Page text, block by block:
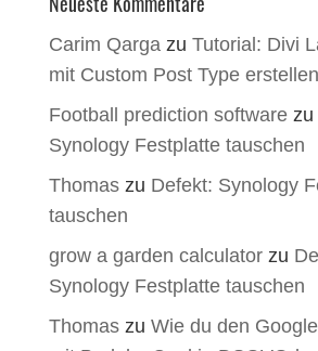
Carim Qarga zu Tutorial: Divi
mit Custom Post Type erstellen
Football prediction softwarezu
Synology Festplatte tauschen
Thomaszu Defekt: Synology
tauschen
grow a garden calculatorzu
Synology Festplatte tauschen
Thomaszu Wie du den